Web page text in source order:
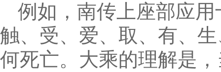
例如，南传上座部应
触、受、爱、取、有、
何死亡。大乘的理解是